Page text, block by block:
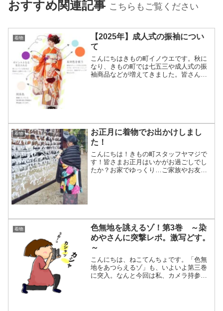
おすすめ関連記事 こちらもご覧ください
着物
【2025年】成人式の振袖につい
て
こんにちはきもの町イノウエです。秋に
なり、きもの町では七五三や成人式の振
袖商品などが増えてきました。皆さん、
着物
お正月に着物でお出かけしまし
た！
こんにちは！きもの町スタッフヤマジで
す！皆さまお正月はいかがお過ごしでし
たか？お家でゆっくり…ご家族やお友達
着物
色無地を誂えるゾ！第3巻 ～染
めやさんに突撃レポ。激写どす。
～
こんにちは、ねこてんちょです。「色無
地をあつらえるゾ」も、いよいよ第三巻
に突入。なんと今回は私、カメラ持参